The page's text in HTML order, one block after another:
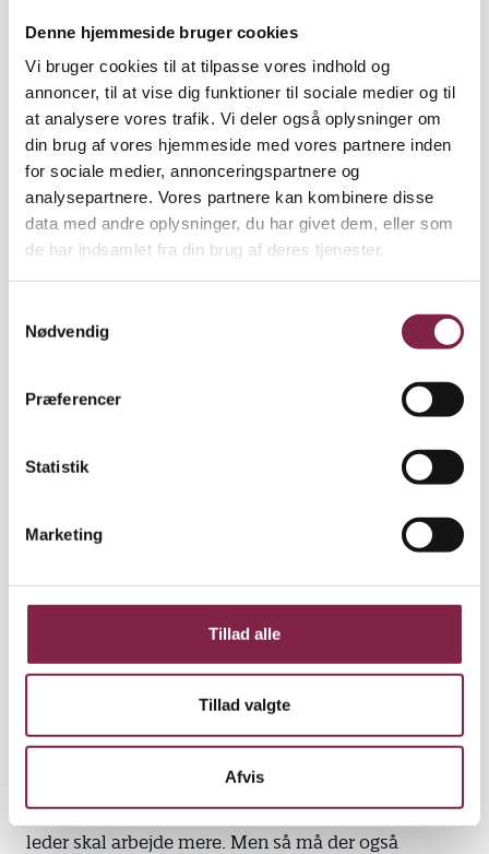
Denne hjemmeside bruger cookies
Vi bruger cookies til at tilpasse vores indhold og
annoncer, til at vise dig funktioner til sociale medier og til
at analysere vores trafik. Vi deler også oplysninger om
din brug af vores hjemmeside med vores partnere inden
for sociale medier, annonceringspartnere og
analysepartnere. Vores partnere kan kombinere disse
data med andre oplysninger, du har givet dem, eller som
de har indsamlet fra din brug af deres tjenester.
Nødvendig
Præferencer
Statistik
Marketing
Tillad alle
Tillad valgte
Afvis
selvfølgelig honoreres for. Det skal vi gerne se en
anerkendelse fra arbejdsgiverne af ved OK24,” siger
hun.
Læs også:Lønløft på vej: Sådan mærker lederne
ny trepartsaftale
Nye tal: Ledere er nødt til at arbejde i
fritiden
procent af lederne på skolefritidsområdet, at de er
nødt til at arbejde i fritiden for at nå deres opgaver.
Det problem skal der også findes en løsning på,
understreger Eva Munck Immertreu. Derfor har
BUPL taget en række krav om ledernes arbejdstid
med til forhandlingerne med KL (se samtlige krav
”Mange ledere står alene med lederopgaven, og
forventning om, at lederne er tilgængelige 24/7/365.
Behov for bedre balance
Netop udfordringerne med opskruede
forventninger til ledernes rådighed har også fyldt
meget i Lederforeningens dialog med
medlemmerne op til OK24.
”Det er naturligt, at der er perioder, hvor man som
leder skal arbejde mere. Men så må der også